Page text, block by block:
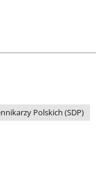
Polskich (SDP)